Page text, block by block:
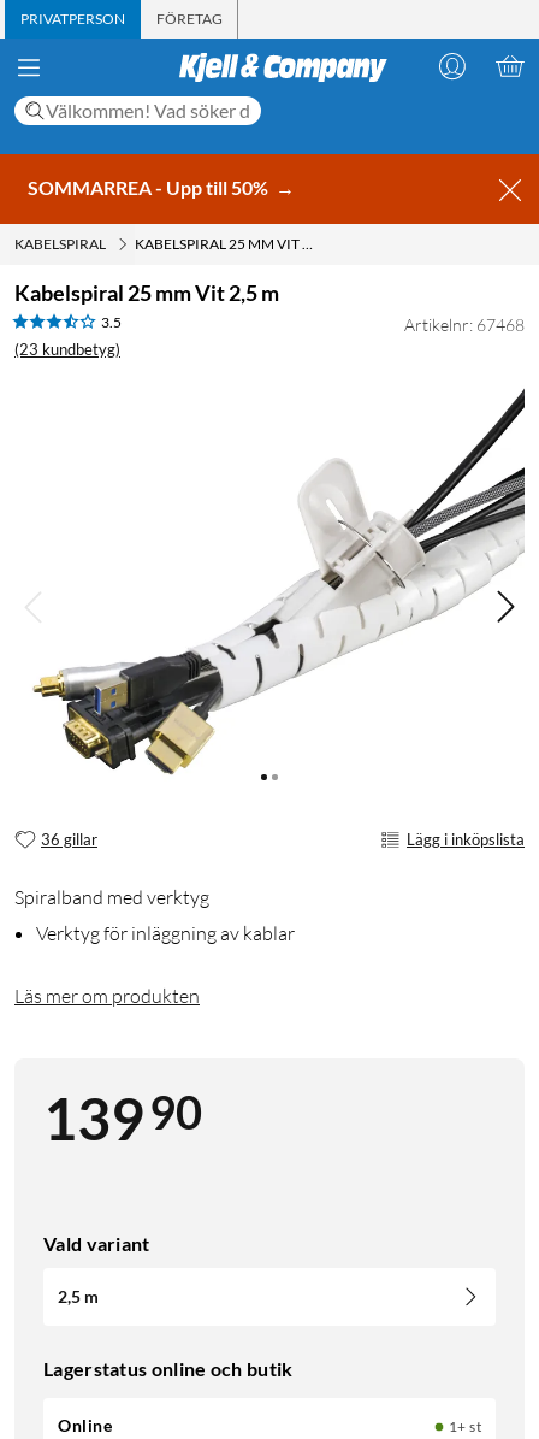
PRIVATPERSON FÖRETAG
SOMMARREA - Upp till 50% →
KABELSPIRAL KABELSPIRAL 25 MM VIT 2,5 M
Kabelspiral 25 mm Vit 2,5 m
3.5
(23 kundbetyg)
Artikelnr: 67468
36 gillar Lägg i inköpslista
Spiralband med verktyg
Verktyg för inläggning av kablar
Läs mer om produkten
13990
Vald variant
2,5 m
Lagerstatus online och butik
Online
1+ st